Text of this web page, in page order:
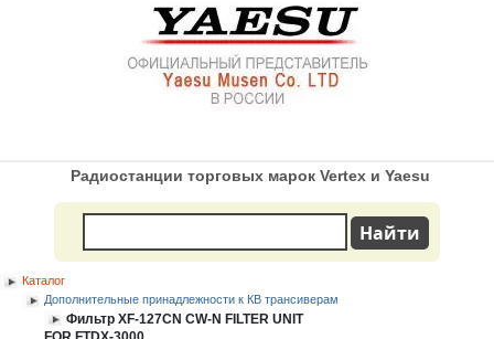
Радиостанции торговых марок Vertex и Yaesu
Каталог
Дополнительные принадлежности к КВ трансиверам
Фильтр XF-127CN CW-N FILTER UNIT